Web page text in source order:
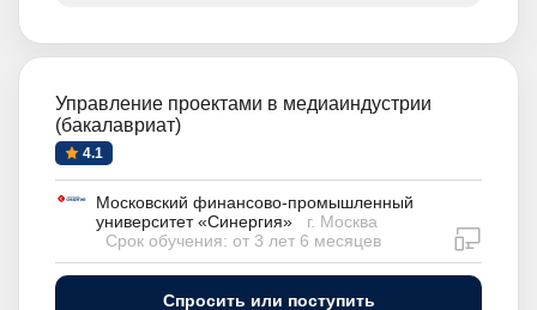
Управление проектами в медиаиндустрии
(бакалавриат)
4.1
Московский финансово-промышленный
университет «Синергия»
г. Москва
Срок обучения: от 3 лет 6 месяцев
Спросить или поступить